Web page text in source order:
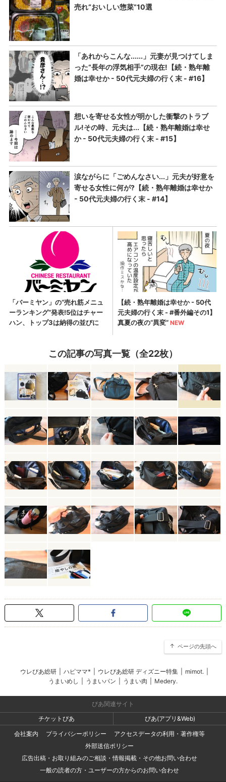
この記事の写真一覧（全22枚）
ページの先頭へ
ウレぴあ総研 ハピママ* ウレぴあ総研 ディズニー特集 mimot.
うまいめし
うまいパン うまい肉 Medery.
ぴあ関連サイト
チケットぴあ
ぴあ(アプリ&Web)
会社案内
プライバシーポリシー
アクセスデータの利用・著作権等
外部送信ポリシー
広告出稿・お取り組みのご相談・情報掲載・その他お問い合わせ
一般の読者の方・ユーザーの方からのお問い合わせ